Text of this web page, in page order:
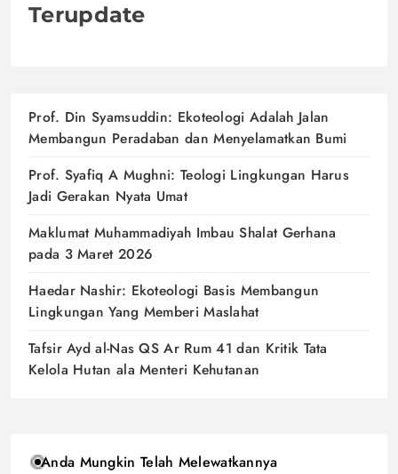
Terupdate
Prof. Din Syamsuddin: Ekoteologi Adalah Jalan
Membangun Peradaban dan Menyelamatkan Bumi
Prof. Syafiq A Mughni: Teologi Lingkungan Harus
Jadi Gerakan Nyata Umat
Maklumat Muhammadiyah Imbau Shalat Gerhana
pada 3 Maret 2026
Haedar Nashir: Ekoteologi Basis Membangun
Lingkungan Yang Memberi Maslahat
Tafsir Ayd al-Nas QS Ar Rum 41 dan Kritik Tata
Kelola Hutan ala Menteri Kehutanan
Anda Mungkin Telah Melewatkannya